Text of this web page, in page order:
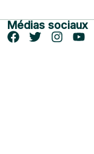
Médias sociaux